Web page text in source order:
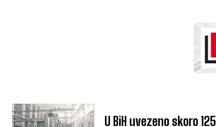
U BiH uvezeno skoro 125